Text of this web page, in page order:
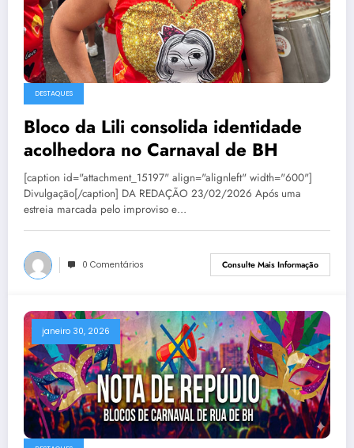
DESTAQUES
Bloco da Lili consolida identidade
acolhedora no Carnaval de BH
[caption id="attachment_15197" align="alignleft" width="600"]
Divulgação[/caption] DA REDAÇÃO 23/02/2026 Após uma
estreia marcada pelo improviso e…
0 Comentários Consulte Mais Informação
janeiro 30, 2026